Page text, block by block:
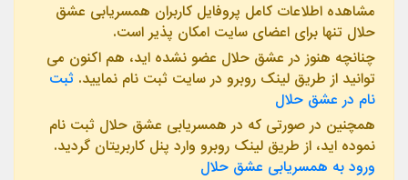
مشاهده اطلاعات کامل پروفایل کاربران همسریابی عشق
حلال تنها برای اعضای سایت امکان پذیر است.
چنانچه هنوز در عشق حلال عضو نشده اید، هم اکنون می
توانید از طریق لینک روبرو در سایت ثبت نام نمایید. ثبت
نام در عشق حلال
همچنین در صورتی که در همسریابی عشق حلال ثبت نام
نموده اید، از طریق لینک روبرو وارد پنل کاربریتان گردید.
ورود به همسریابی عشق حلال